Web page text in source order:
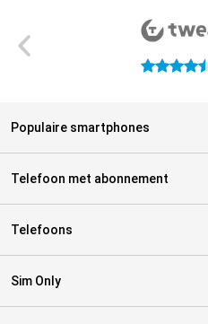
4.5 sterren
Populaire smartphones
Telefoon met abonnement
Telefoons
Sim Only